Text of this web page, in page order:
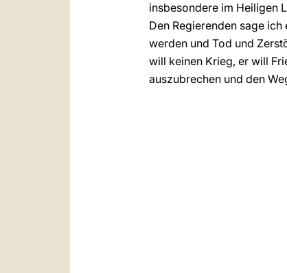
insbesondere im Heiligen
Den Regierenden sage
werden und Tod und
will keinen Krieg, er will
auszubrechen und den